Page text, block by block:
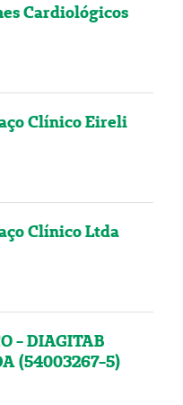
Cardiológicos
Clínico Eireli
Clínico Ltda
- DIAGITAB
(54003267-5)